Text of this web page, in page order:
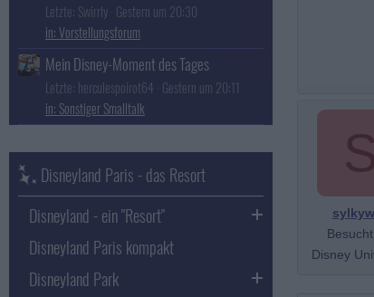
Disney
Letzte: Swirrly Gestern um 20:30
Vorstellungsforum
Mein Disney-Moment des Tages
Letzte: herculespoirot64 Gestern um 20:11
Sonstiger Smalltalk
Disneyland Paris - das Resort
Disneyland - ein "Resort"
Disneyland Paris kompakt
Disneyland Park